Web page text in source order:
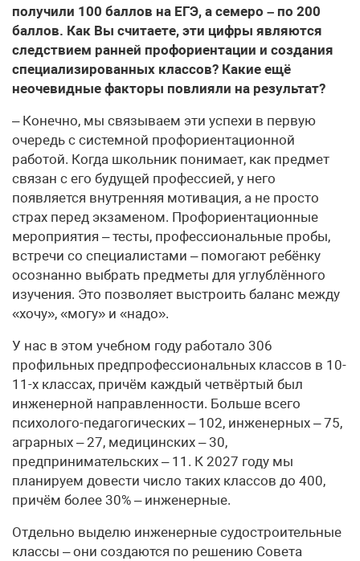
получили 100 баллов на ЕГЭ, а семеро – по 200
баллов. Как Вы считаете, эти цифры являются
следствием ранней профориентации и создания
специализированных классов? Какие ещё
неочевидные факторы повлияли на результат?
– Конечно, мы связываем эти успехи в первую
очередь с системной профориентационной
работой. Когда школьник понимает, как предмет
связан с его будущей профессией, у него
появляется внутренняя мотивация, а не просто
страх перед экзаменом. Профориентационные
мероприятия – тесты, профессиональные пробы,
встречи со специалистами – помогают ребёнку
осознанно выбрать предметы для углублённого
изучения. Это позволяет выстроить баланс между
«хочу», «могу» и «надо».
У нас в этом учебном году работало 306
профильных предпрофессиональных классов в 10-
11-х классах, причём каждый четвёртый был
инженерной направленности. Больше всего
психолого-педагогических – 102, инженерных – 75,
аграрных – 27, медицинских – 30,
предпринимательских – 11. К 2027 году мы
планируем довести число таких классов до 400,
причём более 30% – инженерные.
Отдельно выделю инженерные судостроительные
классы – они создаются по решению Совета